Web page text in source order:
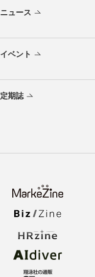
ニュース
イベント
定期誌